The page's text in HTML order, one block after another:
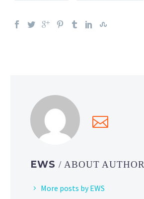
EWS / ABOUT AUTHOR
More posts by EWS